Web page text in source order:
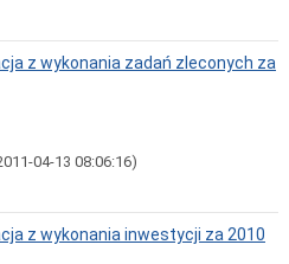
z wykonania zadań zleconych za
04-13 08:06:16)
z wykonania inwestycji za 2010